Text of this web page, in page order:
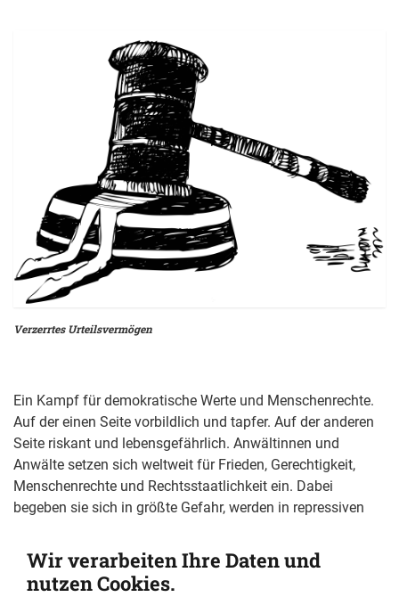
Verzerrtes Urteilsvermögen
Ein Kampf für demokratische Werte und Menschenrechte.
Auf der einen Seite vorbildlich und tapfer. Auf der anderen
Seite riskant und lebensgefährlich. Anwältinnen und
Anwälte setzen sich weltweit für Frieden, Gerechtigkeit,
Menschenrechte und Rechtsstaatlichkeit ein. Dabei
begeben sie sich in größte Gefahr, werden in repressiven
Um auf die herausfordernden Alltagsrealitäten von
Wir verarbeiten Ihre Daten und
nutzen Cookies.